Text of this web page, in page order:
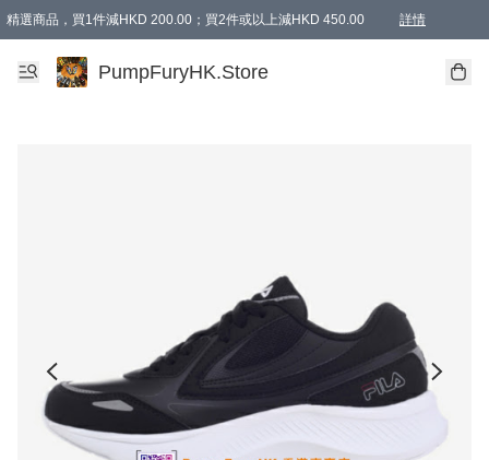
精選商品，買1件減HKD 200.00；買2件或以上減HKD 450.00 詳情
AAPE商品,會員專享9折或以上（按會員等級）AAPE products, members can
精選商品，任選買2件或以上減HKD 100.00
購物滿 HKD 800.00即享免運費優惠！（適用於 特定的送貨方式 )
PumpFuryHK.Store